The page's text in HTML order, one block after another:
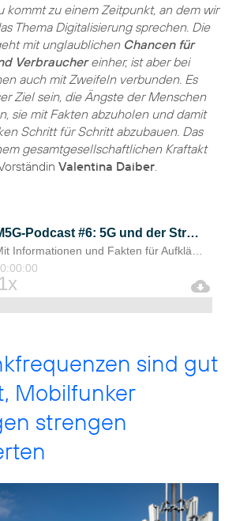
kommt zu einem Zeitpunkt, an dem wir
Thema Digitalisierung sprechen. Die
mit unglaublichen Chancen für
Verbrauchereinher, ist aber bei
auch mit Zweifeln verbunden. Es
Ziel sein, die Ängste der Menschen
sie mit Fakten abzuholen und damit
Schritt für Schritt abzubauen. Das
gesamtgesellschaftlichen Kraftakt
Valentina Daiber
sind gut
Mobilfunker
strengen